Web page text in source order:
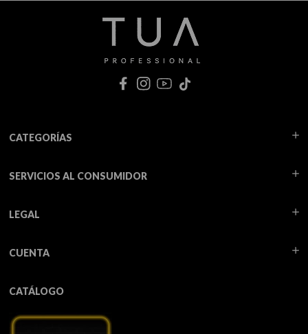
CATEGORÍAS
SERVICIOS AL CONSUMIDOR
LEGAL
CUENTA
CATÁLOGO